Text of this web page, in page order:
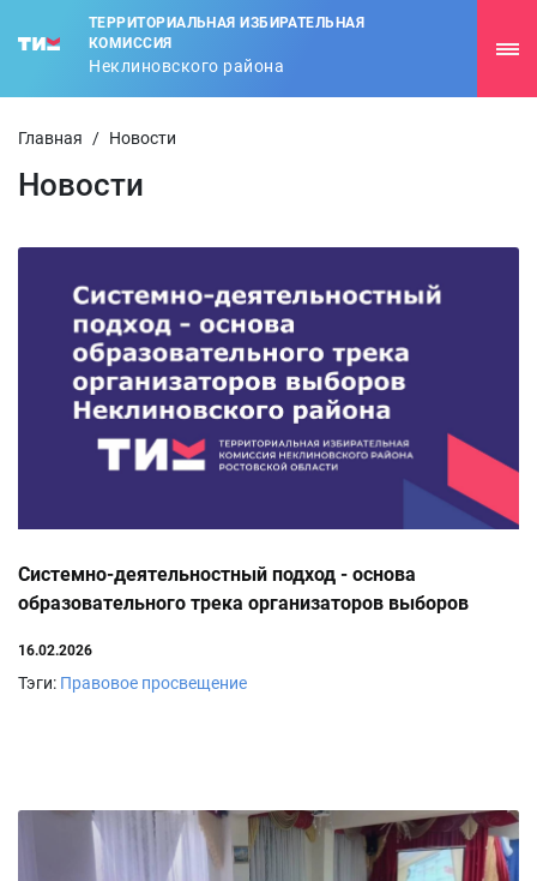
ТЕРРИТОРИАЛЬНАЯ ИЗБИРАТЕЛЬНАЯ
КОМИССИЯ
Неклиновского района
Главная / Новости
Новости
Системно-деятельностный подход - основа
образовательного трека организаторов выборов
16.02.2026
Тэги: Правовое просвещение